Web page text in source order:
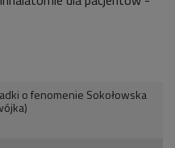
o fenomenie Sokołowska